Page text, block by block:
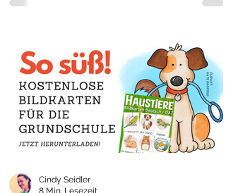
Cindy Seidler
8 Min. Lesezeit